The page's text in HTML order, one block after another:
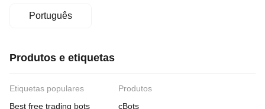
Português
Produtos e etiquetas
Etiquetas populares
Best free trading bots
Produtos
cBots